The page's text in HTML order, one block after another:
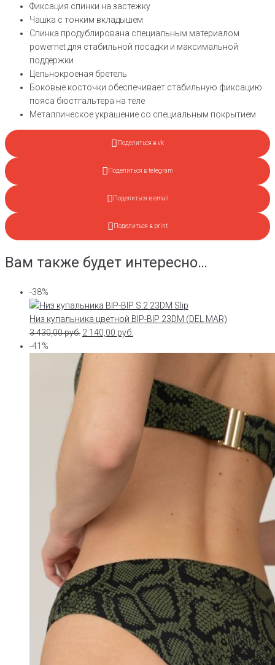
Фиксация спинки на застежку
Чашка с тонким вкладышем
Спинка продублирована специальным материалом
powernet для стабильной посадки и максимальной
поддержки
Цельнокроеная бретель
Боковые косточки обеспечивает стабильную фиксацию
пояса бюстгальтера на теле
Металлическое украшение со специальным покрытием
Поделиться в vk
Поделиться в telegram
Поделиться в email
Поделиться в print
Вам также будет интересно…
-38%
Низ купальника цветной BIP-BIP 23DM (DEL MAR)
3 430,00руб. 2 140,00 руб.
-41%